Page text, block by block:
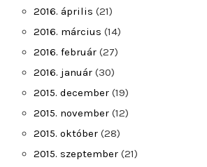
2016. április (21)
2016. március (14)
2016. február (27)
2016. január (30)
2015. december (19)
2015. november (12)
2015. október (28)
2015. szeptember (21)